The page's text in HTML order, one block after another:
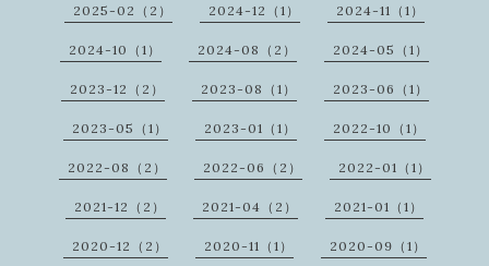
2025-02（2） 2024-12（1） 2024-11（1）
2024-10（1） 2024-08（2） 2024-05（1）
2023-12（2） 2023-08（1） 2023-06（1）
2023-05（1） 2023-01（1） 2022-10（1）
2022-08（2） 2022-06（2） 2022-01（1）
2021-12（2） 2021-04（2） 2021-01（1）
2020-12（2） 2020-11（1） 2020-09（1）